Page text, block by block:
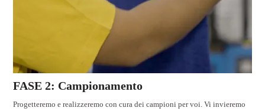
FASE 2: Campionamento
Progetteremo e realizzeremo con cura dei campioni per voi. Vi invieremo